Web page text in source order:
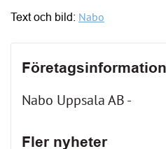
Text och bild: Nabo
Företagsinformation
Nabo Uppsala AB -
Fler nyheter